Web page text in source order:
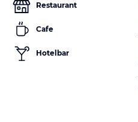
Restaurant
Cafe
Hotelbar